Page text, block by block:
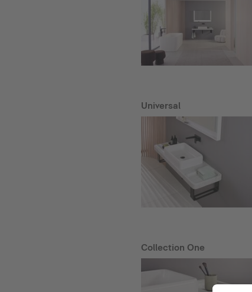
Universal
Collection One